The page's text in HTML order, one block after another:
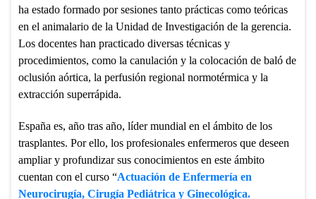
ha estado formado por sesiones tanto prácticas como teóricas
en el animalario de la Unidad de Investigación de la gerencia.
Los docentes han practicado diversas técnicas y
procedimientos, como la canulación y la colocación de baló de
oclusión aórtica, la perfusión regional normotérmica y la
extracción superrápida.
España es, año tras año, líder mundial en el ámbito de los
trasplantes. Por ello, los profesionales enfermeros que deseen
ampliar y profundizar sus conocimientos en este ámbito
cuentan con el curso “Actuación de Enfermería en
Neurocirugía, Cirugía Pediátrica y Ginecológica.